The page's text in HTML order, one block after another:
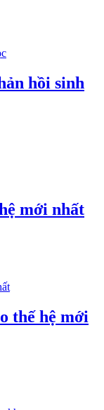
hồi sinh
mới nhất
thế hệ mới